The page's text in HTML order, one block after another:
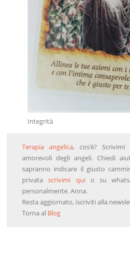
Integrità
Terapia angelica, cos’è?
amorevoli degli angeli. Chiedi
sapranno indicare il giusto
privatascrivimi quio su
personalmente. Anna.
Resta aggiornato, iscriviti alla
Torna al Blog